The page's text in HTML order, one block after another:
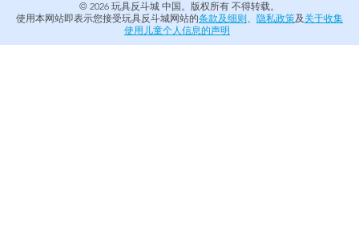
户外及运动产品
© 2026 玩具反斗城 中国。版权所有 不得转载。
使用本网站即表示您接受玩具反斗城网站的条款及细则 、 隐私政策及 关于收集
使用儿童个人信息的声明